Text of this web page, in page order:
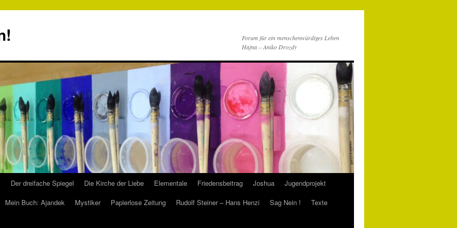
Forum für ein menschenwürdiges Leben
Hajna – Aniko Drozdy
Der dreifache Spiegel Die Kirche der Liebe Elementale Friedensbeitrag Joshua
Jugendprojekt
Mein Buch: Ajandek Mystiker Papierlose Zeitung Rudolf Steiner – Hans Henzi Sag Nein !
Texte